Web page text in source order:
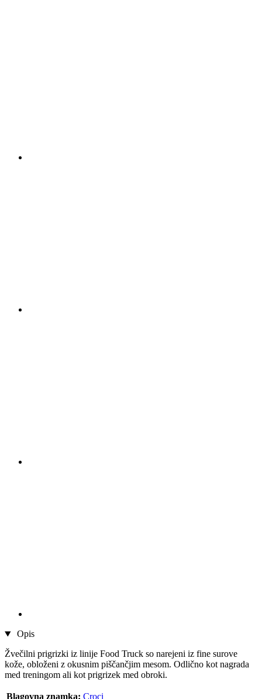
Opis
Žvečilni prigrizki iz linije Food Truck so narejeni iz fine surove
kože, obloženi z okusnim piščančjim mesom. Odlično kot nagrada
med treningom ali kot prigrizek med obroki.
Blagovna znamka: Croci